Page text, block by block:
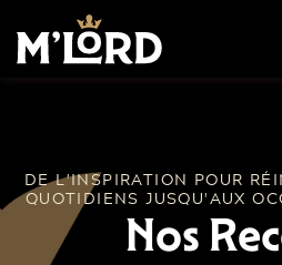
DE L'INSPIRATION POUR
QUOTIDIENS JUSQU'AUX
Nos